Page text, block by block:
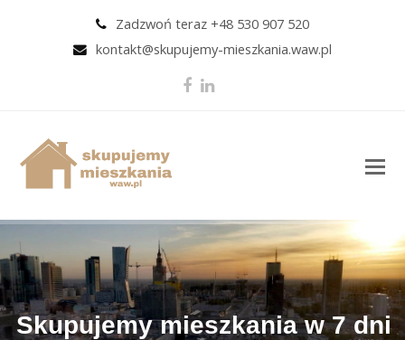
Zadzwoń teraz +48 530 907 520
kontakt@skupujemy-mieszkania.waw.pl
Facebook
LinkedIn
Skupujemy mieszkania w 7 dni